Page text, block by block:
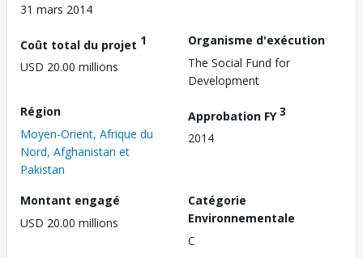
31 mars 2014
Coût total du projet 1
USD 20.00 millions
Organisme d'exécution
The Social Fund for
Development
Région
Moyen-Orient, Afrique du
Nord, Afghanistan et
Pakistan
Approbation FY3
2014
Montant engagé
USD 20.00 millions
Catégorie
Environnementale
C